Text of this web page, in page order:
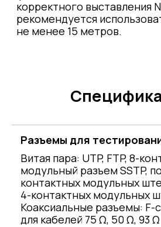
корректного выставления
рекомендуется
не менее 15 метров.
Разъемы для
Витая пара: UTP, FTP, 8-
модульный разъем SSTP,
контактных модульных
4-контактных модульных
Коаксиальные разъемы: F-
для кабелей 75 Ω, 50 Ω, 93 Ω